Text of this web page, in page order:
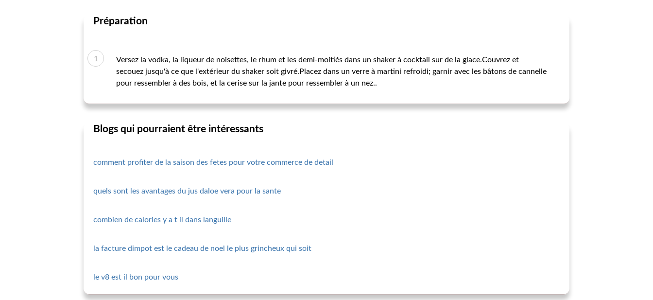
Préparation
Versez la vodka, la liqueur de noisettes, le rhum et les demi-moitiés dans un shaker à cocktail sur de la glace.Couvrez et
secouez jusqu'à ce que l'extérieur du shaker soit givré.Placez dans un verre à martini refroidi; garnir avec les bâtons de cannelle
pour ressembler à des bois, et la cerise sur la jante pour ressembler à un nez..
Blogs qui pourraient être intéressants
comment profiter de la saison des fetes pour votre commerce de detail
quels sont les avantages du jus daloe vera pour la sante
combien de calories y a t il dans languille
la facture dimpot est le cadeau de noel le plus grincheux qui soit
le v8 est il bon pour vous